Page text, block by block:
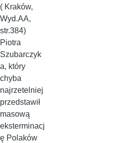
( Kraków,
Wyd.AA,
str.384)
Piotra
Szubarczyk
a, który
chyba
najrzetelniej
przedstawił
masową
eksterminacj
ę Polaków